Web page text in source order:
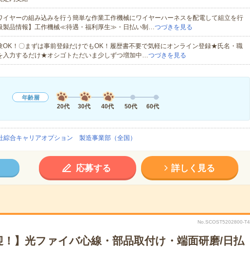
イヤーの組み込みを行う簡単な作業工作機械にワイヤーハーネスを配電して組立を行
製品情報】工作機械≪待遇・福利厚生≫・日払い制…つづきを見る
！〇まずは事前登録だけでもOK！履歴書不要で気軽にオンライン登録★氏名・職
入力するだけ★オシゴトただいま少しずつ増加中…つづきを見る
年齢層
20代
30代 40代 50代 60代
綜合キャリアオプション 製造事業部（全国）
応募する 詳しく見る
No.SCOST5202800-T4
！】光ファイバ心線・部品取付け・端面研磨/日払